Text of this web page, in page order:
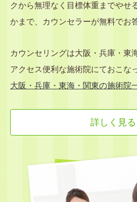
クから無理なく目標体重までやせ
かまで、カウンセラーが無料でお
カウンセリングは大阪・兵庫・東
アクセス便利な施術院にておこな
大阪・兵庫・東海・関東の施術院
詳しく見る